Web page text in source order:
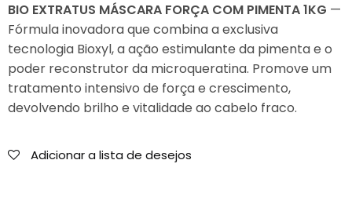
Força
com
Pimenta
1Kg
BIO EXTRATUS MÁSCARA FORÇA COM PIMENTA 1KG —
Fórmula inovadora que combina a exclusiva
tecnologia Bioxyl, a ação estimulante da pimenta e o
poder reconstrutor da microqueratina. Promove um
tratamento intensivo de força e crescimento,
devolvendo brilho e vitalidade ao cabelo fraco.
Adicionar a lista de desejos